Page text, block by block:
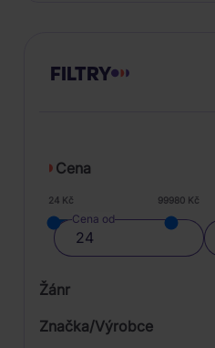
FILTRY
Cena
24 Kč 99980 Kč
Cena od
Žánr
Značka/Výrobce